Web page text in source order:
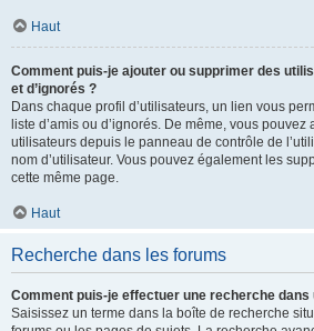
Haut
Comment puis-je ajouter ou supprimer des
et d’ignorés ?
Dans chaque profil d’utilisateurs, un lien vous
liste d’amis ou d’ignorés. De même, vous
utilisateurs depuis le panneau de contrôle de
nom d’utilisateur. Vous pouvez également les
cette même page.
Haut
Recherche dans les forums
Comment puis-je effectuer une recherche dans
Saisissez un terme dans la boîte de recherche